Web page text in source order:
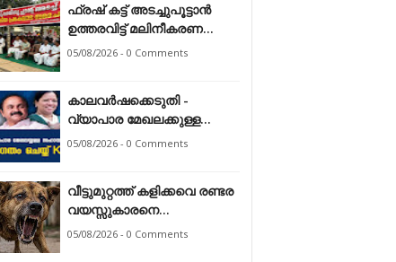
ഫ്രഷ് കട്ട് അടച്ചുപൂട്ടാന്‍
ഉത്തരവിട്ട് മലിനീകരണ
നിയന്ത്രണ ബോര്‍ഡ്
05/08/2026 - 0 Comments
കാലവർഷക്കെടുതി -
വ്യാപാര മേഖലക്കുള്ള
സഹായത്തെ സ്വാഗതം
അസോസിയേഷൻ
05/08/2026 - 0 Comments
വീട്ടുമുറ്റത്ത് കളിക്കവെ രണ്ടര
വയസ്സുകാരനെ
തെരുവുനായ ആക്രമിച്ചു
05/08/2026 - 0 Comments